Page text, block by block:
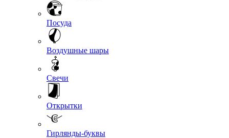
Посуда
Воздушные шары
Свечи
Открытки
Гирлянды-буквы